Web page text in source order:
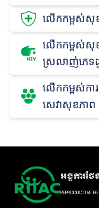
លើកកម្ពស់សុ
លើកកម្ពស់សុខភ
ស្រលាញ់ភេទដូ
លើកកម្ពស់កា
សេវាសុខភាព
អង្គការថ
REPRODUCTIVE